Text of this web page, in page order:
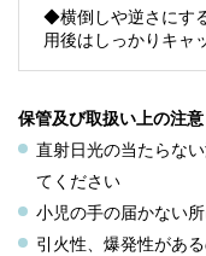
◆横倒しや逆さにす
用後はしっかりキャ
保管及び取扱い上の注意
直射日光の当たらな
てください
小児の手の届かない
引火性、爆発性があ